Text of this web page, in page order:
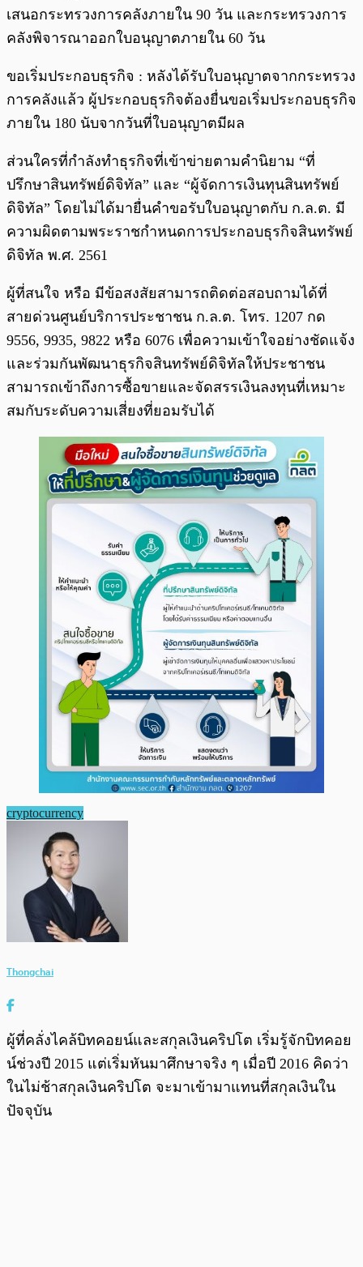
เสนอกระทรวงการคลังภายใน 90 วัน และกระทรวงการ
คลังพิจารณาออกใบอนุญาตภายใน 60 วัน
ขอเริ่มประกอบธุรกิจ : หลังได้รับใบอนุญาตจากกระทรวง
การคลังแล้ว ผู้ประกอบธุรกิจต้องยื่นขอเริ่มประกอบธุรกิจ
ภายใน 180 นับจากวันที่ใบอนุญาตมีผล
ส่วนใครที่กำลังทำธุรกิจที่เข้าข่ายตามคำนิยาม “ที่
ปรึกษาสินทรัพย์ดิจิทัล” และ “ผู้จัดการเงินทุนสินทรัพย์
ดิจิทัล” โดยไม่ได้มายื่นคำขอรับใบอนุญาตกับ ก.ล.ต. มี
ความผิดตามพระราชกำหนดการประกอบธุรกิจสินทรัพย์
ดิจิทัล พ.ศ. 2561
ผู้ที่สนใจ หรือ มีข้อสงสัยสามารถติดต่อสอบถามได้ที่
สายด่วนศูนย์บริการประชาชน ก.ล.ต. โทร. 1207 กด
9556, 9935, 9822 หรือ 6076 เพื่อความเข้าใจอย่างชัดแจ้ง
และร่วมกันพัฒนาธุรกิจสินทรัพย์ดิจิทัลให้ประชาชน
สามารถเข้าถึงการซื้อขายและจัดสรรเงินลงทุนที่เหมาะ
สมกับระดับความเสี่ยงที่ยอมรับได้
cryptocurrency
Thongchai
ผู้ที่คลั่งไคล้บิทคอยน์และสกุลเงินคริปโต เริ่มรู้จักบิทคอย
น์ช่วงปี 2015 แต่เริ่มหันมาศึกษาจริง ๆ เมื่อปี 2016 คิดว่า
ในไม่ช้าสกุลเงินคริปโต จะมาเข้ามาแทนที่สกุลเงินใน
ปัจจุบัน